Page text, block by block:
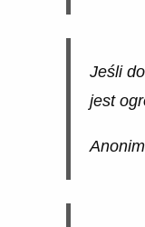
Jeśli
jest
Anonim